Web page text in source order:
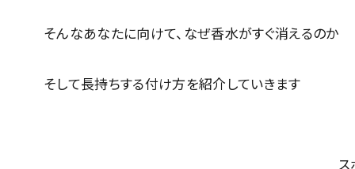
そんなあなたに向けて、なぜ香水がすぐ消えるのか
そして長持ちする付け方を紹介していきます
ス